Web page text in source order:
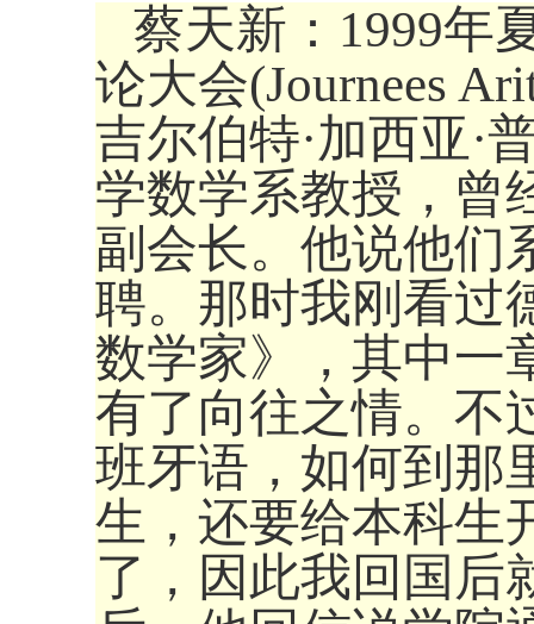
蔡天新：1999年
论大会(Journees
吉尔伯特·加西亚·
学数学系教授，曾
副会长。他说他们
聘。那时我刚看过
数学家》，其中一
有了向往之情。不
班牙语，如何到那
生，还要给本科生
了，因此我回国后